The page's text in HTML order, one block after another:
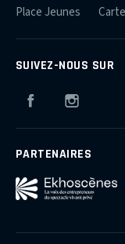
Place Jeunes
SUIVEZ-NOUS SUR
Facebook
PARTENAIRES